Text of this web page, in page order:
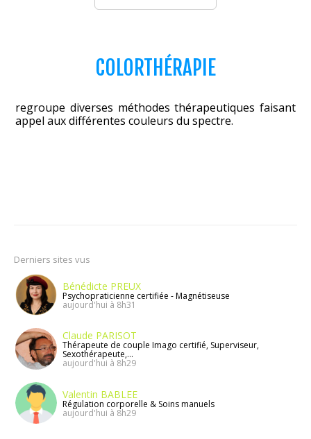
COLORTHÉRAPIE
regroupe diverses méthodes thérapeutiques faisant
appel aux différentes couleurs du spectre.
Derniers sites vus
Bénédicte PREUX
Psychopraticienne certifiée - Magnétiseuse
aujourd'hui à 8h31
Claude PARISOT
Thérapeute de couple Imago certifié, Superviseur,
Sexothérapeute,...
aujourd'hui à 8h29
Valentin BABLEE
Régulation corporelle & Soins manuels
aujourd'hui à 8h29